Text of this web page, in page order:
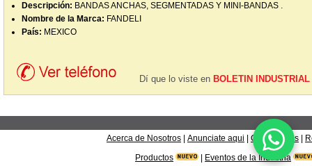
Descripción: BANDAS ANCHAS, SEGMENTADAS Y MINI-BANDAS .
Nombre de la Marca: FANDELI
País: MEXICO
Dí que lo viste en BOLETIN INDUSTRIAL
Acerca de Nosotros Anunciate aqui Contáctanos
Productos
Eventos de la Industria